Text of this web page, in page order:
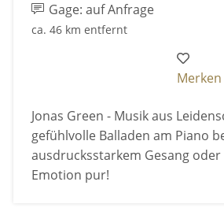
Gage: auf Anfrage
ca. 46 km entfernt
Merken
Jonas Green - Musik aus
gefühlvolle Balladen am Piano
ausdrucksstarkem Gesang
Emotion pur!